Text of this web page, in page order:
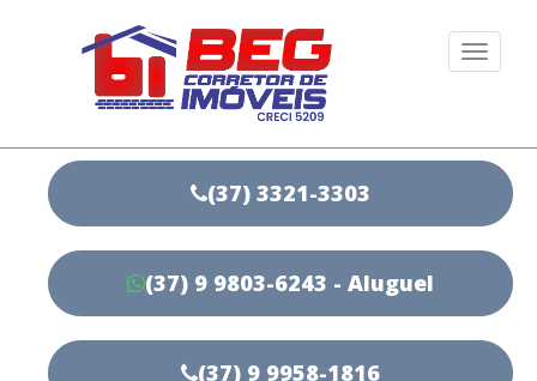
(37) 3321-3303
(37) 9 9803-6243 - Aluguel
(37) 9 9958-1816